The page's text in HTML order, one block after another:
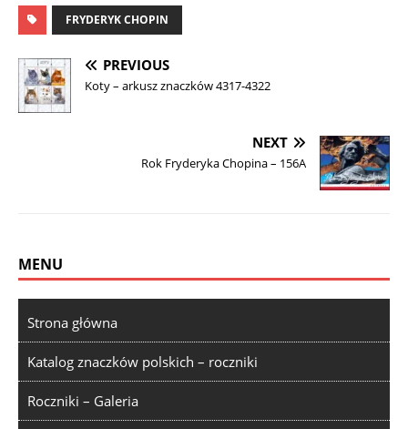
FRYDERYK CHOPIN
PREVIOUS
Koty – arkusz znaczków 4317-4322
NEXT
Rok Fryderyka Chopina – 156A
MENU
Strona główna
Katalog znaczków polskich – roczniki
Roczniki – Galeria